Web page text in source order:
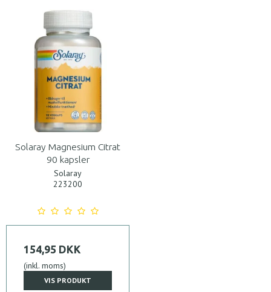
Solaray Magnesium Citrat
90 kapsler
Solaray
223200
154,95 DKK
(inkl. moms)
VIS PRODUKT